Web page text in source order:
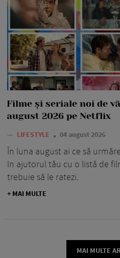
Filme și seriale noi de
august 2026 pe Netflix
— LIFESTYLE 04 august 2026
În luna august ai ce să
în ajutorul tău cu o listă de
trebuie să le ratezi.
+ MAI MULTE
MAI MULTE